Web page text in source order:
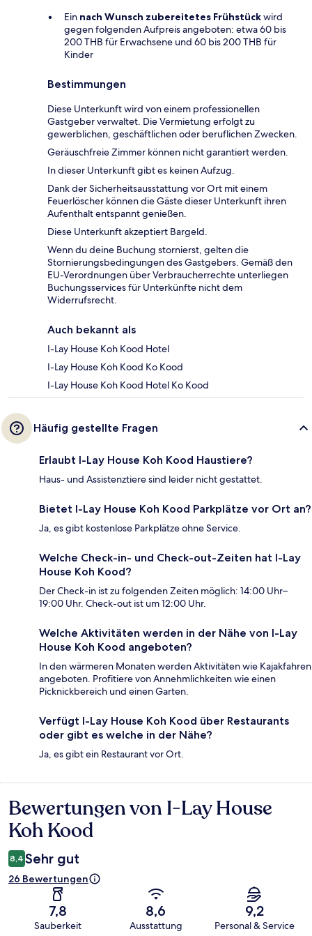
Ein nach Wunsch zubereitetes Frühstückwird
gegen folgenden Aufpreis angeboten: etwa 60 bis
200 THB für Erwachsene und 60 bis 200 THB für
Kinder
Bestimmungen
Diese Unterkunft wird von einem professionellen
Gastgeber verwaltet. Die Vermietung erfolgt zu
gewerblichen, geschäftlichen oder beruflichen Zwecken.
Geräuschfreie Zimmer können nicht garantiert werden.
In dieser Unterkunft gibt es keinen Aufzug.
Dank der Sicherheitsausstattung vor Ort mit einem
Feuerlöscher können die Gäste dieser Unterkunft ihren
Aufenthalt entspannt genießen.
Diese Unterkunft akzeptiert Bargeld.
Wenn du deine Buchung stornierst, gelten die
Stornierungsbedingungen des Gastgebers. Gemäß den
EU-Verordnungen über Verbraucherrechte unterliegen
Buchungsservices für Unterkünfte nicht dem
Widerrufsrecht.
Auch bekannt als
I-Lay House Koh Kood Hotel
I-Lay House Koh Kood Ko Kood
I-Lay House Koh Kood Hotel Ko Kood
Häufig gestellte Fragen
Erlaubt I-Lay House Koh Kood Haustiere?
Haus- und Assistenztiere sind leider nicht gestattet.
Bietet I-Lay House Koh Kood Parkplätze vor Ort an?
Ja, es gibt kostenlose Parkplätze ohne Service.
Welche Check-in- und Check-out-Zeiten hat I-Lay
House Koh Kood?
Der Check-in ist zu folgenden Zeiten möglich: 14:00 Uhr–
19:00 Uhr. Check-out ist um 12:00 Uhr.
Welche Aktivitäten werden in der Nähe von I-Lay
House Koh Kood angeboten?
In den wärmeren Monaten werden Aktivitäten wie Kajakfahren
angeboten. Profitiere von Annehmlichkeiten wie einen
Picknickbereich und einen Garten.
Verfügt I-Lay House Koh Kood über Restaurants
oder gibt es welche in der Nähe?
Ja, es gibt ein Restaurant vor Ort.
Bewertungen
Bewertungen von I-Lay House
Koh Kood
8,4 Sehr gut
26 Bewertungen
7,8
Sauberkeit
8,6
Ausstattung
9,2
Personal & Service